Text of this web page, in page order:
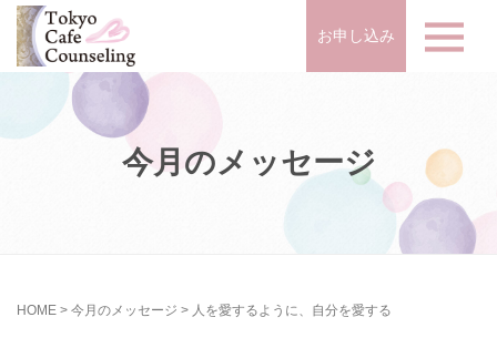
お申し込み
今月のメッセージ
HOME > 今月のメッセージ > 人を愛するように、自分を愛する